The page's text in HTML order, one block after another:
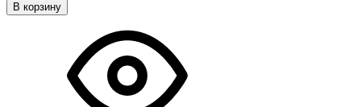
В корзину